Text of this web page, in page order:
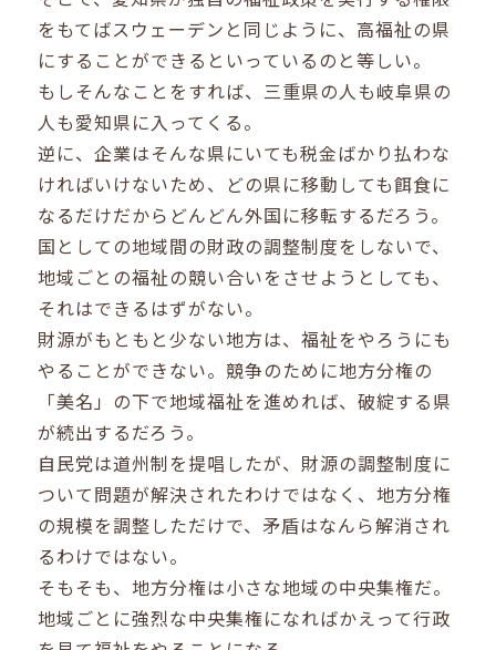
をもてばスウェーデンと同じように、高福祉の県
にすることができるといっているのと等しい。
もしそんなことをすれば、三重県の人も岐阜県の
人も愛知県に入ってくる。
逆に、企業はそんな県にいても税金ばかり払わな
ければいけないため、どの県に移動しても餌食に
なるだけだからどんどん外国に移転するだろう。
国としての地域間の財政の調整制度をしないで、
地域ごとの福祉の競い合いをさせようとしても、
それはできるはずがない。
財源がもともと少ない地方は、福祉をやろうにも
やることができない。競争のために地方分権の
「美名」の下で地域福祉を進めれば、破綻する県
が続出するだろう。
自民党は道州制を提唱したが、財源の調整制度に
ついて問題が解決されたわけではなく、地方分権
の規模を調整しただけで、矛盾はなんら解消され
るわけではない。
そもそも、地方分権は小さな地域の中央集権だ。
地域ごとに強烈な中央集権になればかえって行政